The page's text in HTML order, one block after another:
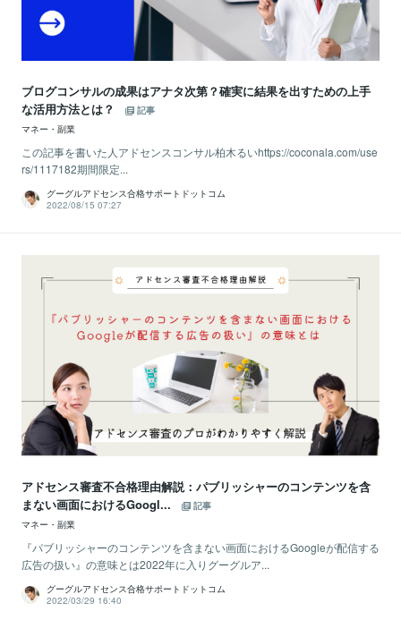
ブログコンサルの成果はアナタ次第？確実に結果を出すための上手
な活用方法とは？
記事
マネー・副業
この記事を書いた人アドセンスコンサル柏木るいhttps://coconala.com/use
rs/1117182期間限定...
グーグルアドセンス合格サポートドットコム
2022/08/15 07:27
アドセンス審査不合格理由解説：パブリッシャーのコンテンツを含
まない画面におけるGoogl...
記事
マネー・副業
『パブリッシャーのコンテンツを含まない画面におけるGoogleが配信する
広告の扱い』の意味とは2022年に入りグーグルア...
グーグルアドセンス合格サポートドットコム
2022/03/29 16:40